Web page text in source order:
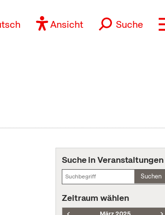
Ansicht Suche
Suche in Veranstaltungen
Suchen
Zeitraum wählen